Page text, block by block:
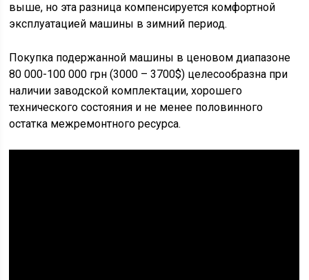
выше, но эта разница компенсируется комфортной
эксплуатацией машины в зимний период.
Покупка подержанной машины в ценовом диапазоне
80 000-100 000 грн (3000 – 3700$) целесообразна при
наличии заводской комплектации, хорошего
технического состояния и не менее половинного
остатка межремонтного ресурса.